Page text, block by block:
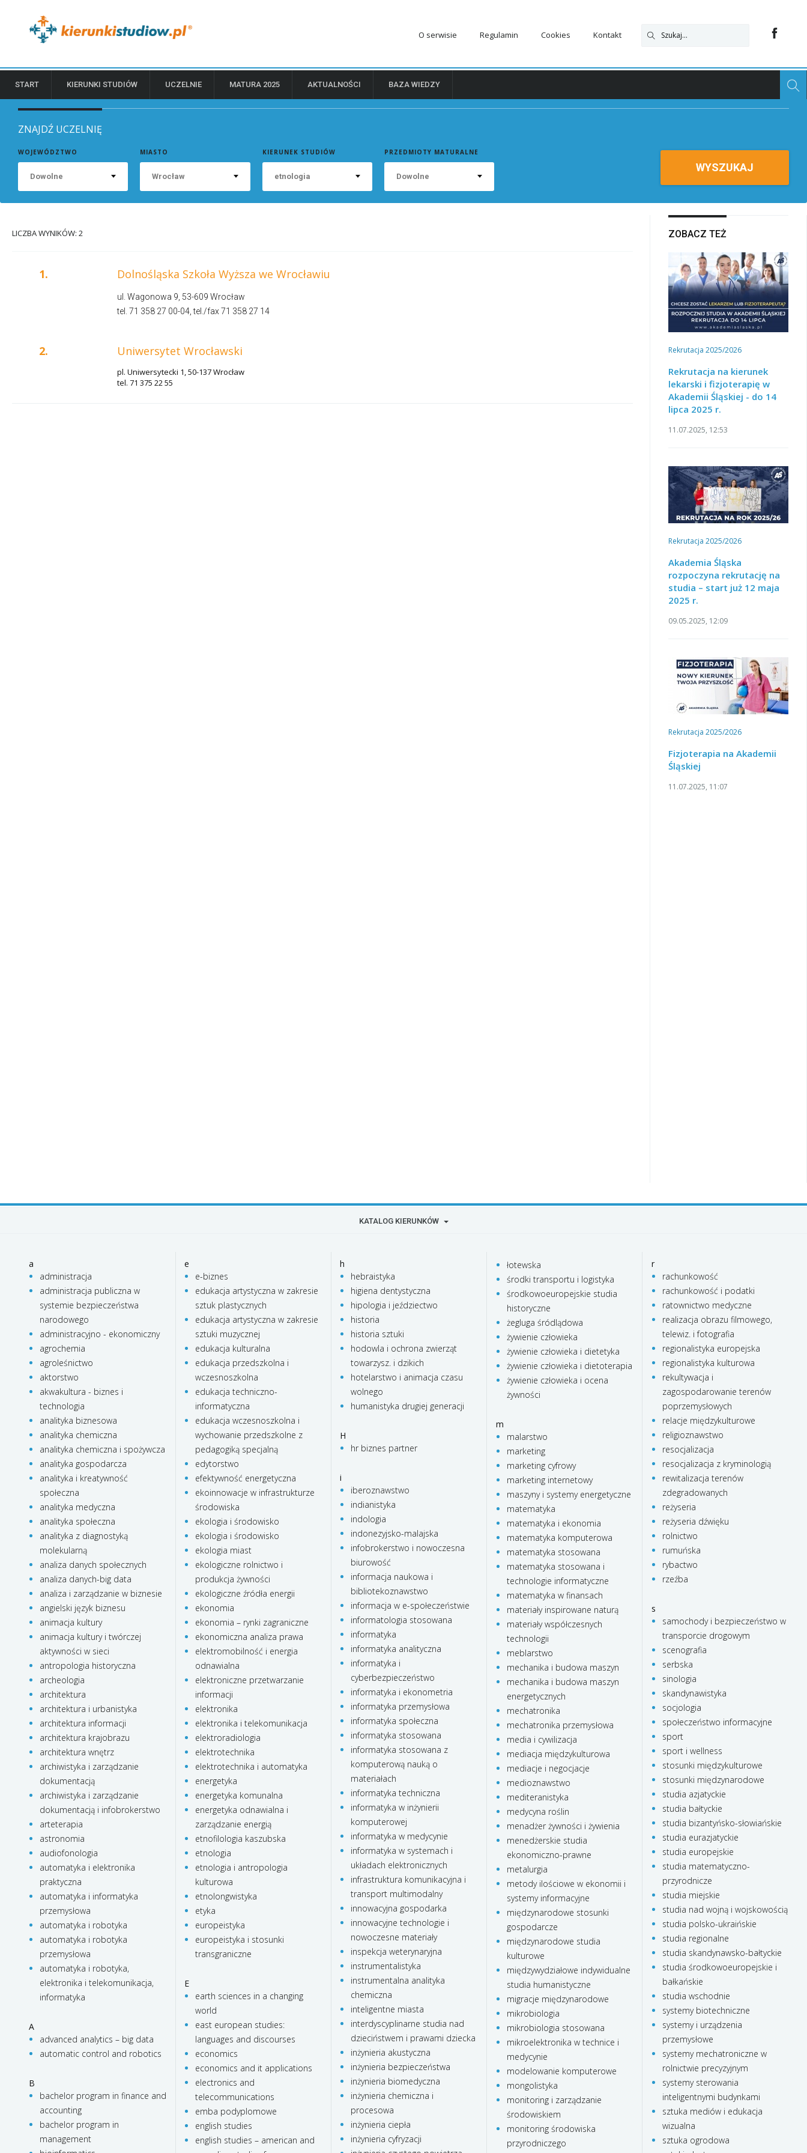
O serwisie Regulamin Cookies Kontakt
START KIERUNKI STUDIÓW UCZELNIE MATURA 2025 AKTUALNOŚCI BAZA WIEDZY
ZNAJDŹ UCZELNIĘ
WOJEWÓDZTWO
Dowolne
MIASTO
Wrocław
KIERUNEK STUDIÓW
etnologia
PRZEDMIOTY MATURALNE
Dowolne
WYSZUKAJ
ZOBACZ TEŻ
Rekrutacja 2025/2026
Rekrutacja na kierunek
lekarski i fizjoterapię w
Akademii Śląskiej - do 14
lipca 2025 r.
11.07.2025, 12:53
Rekrutacja 2025/2026
Akademia Śląska
rozpoczyna rekrutację na
studia – start już 12 maja
2025 r.
09.05.2025, 12:09
Rekrutacja 2025/2026
Fizjoterapia na Akademii
Śląskiej
11.07.2025, 11:07
LICZBA WYNIKÓW: 2
1. Dolnośląska Szkoła Wyższa we Wrocławiu
ul. Wagonowa 9, 53-609 Wrocław
tel. 71 358 27 00-04, tel./fax 71 358 27 14
2. Uniwersytet Wrocławski
pl. Uniwersytecki 1, 50-137 Wrocław
tel. 71 375 22 55
KATALOG KIERUNKÓW
a
administracja
administracja publiczna w
systemie bezpieczeństwa
narodowego
administracyjno - ekonomiczny
agrochemia
agroleśnictwo
aktorstwo
akwakultura - biznes i
technologia
analityka biznesowa
analityka chemiczna
analityka chemiczna i spożywcza
analityka gospodarcza
analityka i kreatywność
społeczna
analityka medyczna
analityka społeczna
analityka z diagnostyką
molekularną
analiza danych społecznych
analiza danych-big data
analiza i zarządzanie w biznesie
angielski język biznesu
animacja kultury
animacja kultury i twórczej
aktywności w sieci
antropologia historyczna
archeologia
architektura
architektura i urbanistyka
architektura informacji
architektura krajobrazu
architektura wnętrz
archiwistyka i zarządzanie
dokumentacją
archiwistyka i zarządzanie
dokumentacją i infobrokerstwo
arteterapia
astronomia
audiofonologia
automatyka i elektronika
praktyczna
automatyka i informatyka
przemysłowa
automatyka i robotyka
automatyka i robotyka
przemysłowa
automatyka i robotyka,
elektronika i telekomunikacja,
informatyka
A
advanced analytics – big data
automatic control and robotics
B
bachelor program in finance and
accounting
bachelor program in
management
e
e-biznes
edukacja artystyczna w zakresie
sztuk plastycznych
edukacja artystyczna w zakresie
sztuki muzycznej
edukacja kulturalna
edukacja przedszkolna i
wczesnoszkolna
edukacja techniczno-
informatyczna
edukacja wczesnoszkolna i
wychowanie przedszkolne z
pedagogiką specjalną
edytorstwo
efektywność energetyczna
ekoinnowacje w infrastrukturze
środowiska
ekologia i środowisko
ekologia i środowisko
ekologia miast
ekologiczne rolnictwo i
produkcja żywności
ekologiczne źródła energii
ekonomia
ekonomia – rynki zagraniczne
ekonomiczna analiza prawa
elektromobilność i energia
odnawialna
elektroniczne przetwarzanie
informacji
elektronika
elektronika i telekomunikacja
elektroradiologia
elektrotechnika
elektrotechnika i automatyka
energetyka
energetyka komunalna
energetyka odnawialna i
zarządzanie energią
etnofilologia kaszubska
etnologia
etnologia i antropologia
kulturowa
etnolongwistyka
etyka
europeistyka
europeistyka i stosunki
transgraniczne
E
earth sciences in a changing
world
east european studies:
languages and discourses
economics
economics and it applications
electronics and
telecommunications
emba podyplomowe
english studies
english studies – american and
h
hebraistyka
higiena dentystyczna
hipologia i jeździectwo
historia
historia sztuki
hodowla i ochrona zwierząt
towarzysz. i dzikich
hotelarstwo i animacja czasu
wolnego
humanistyka drugiej generacji
H
hr biznes partner
i
iberoznawstwo
indianistyka
indologia
indonezyjsko-malajska
infobrokerstwo i nowoczesna
biurowość
informacja naukowa i
bibliotekoznawstwo
informacja w e-społeczeństwie
informatologia stosowana
informatyka
informatyka analityczna
informatyka i
cyberbezpieczeństwo
informatyka i ekonometria
informatyka przemysłowa
informatyka społeczna
informatyka stosowana
informatyka stosowana z
komputerową nauką o
materiałach
informatyka techniczna
informatyka w inżynierii
komputerowej
informatyka w medycynie
informatyka w systemach i
układach elektronicznych
infrastruktura komunikacyjna i
transport multimodalny
innowacyjna gospodarka
innowacyjne technologie i
nowoczesne materiały
inspekcja weterynaryjna
instrumentalistyka
instrumentalna analityka
chemiczna
inteligentne miasta
interdyscyplinarne studia nad
dzieciństwem i prawami dziecka
inżynieria akustyczna
inżynieria bezpieczeństwa
inżynieria biomedyczna
inżynieria chemiczna i
procesowa
inżynieria ciepła
inżynieria cyfryzacji
łotewska
środki transportu i logistyka
środkowoeuropejskie studia
historyczne
żegluga śródlądowa
żywienie człowieka
żywienie człowieka i dietetyka
żywienie człowieka i dietoterapia
żywienie człowieka i ocena
żywności
m
malarstwo
marketing
marketing cyfrowy
marketing internetowy
maszyny i systemy energetyczne
matematyka
matematyka i ekonomia
matematyka komputerowa
matematyka stosowana
matematyka stosowana i
technologie informatyczne
matematyka w finansach
materiały inspirowane naturą
materiały współczesnych
technologii
meblarstwo
mechanika i budowa maszyn
mechanika i budowa maszyn
energetycznych
mechatronika
mechatronika przemysłowa
media i cywilizacja
mediacja międzykulturowa
mediacje i negocjacje
medioznawstwo
mediteranistyka
medycyna roślin
menadżer żywności i żywienia
menedżerskie studia
ekonomiczno-prawne
metalurgia
metody ilościowe w ekonomii i
systemy informacyjne
międzynarodowe stosunki
gospodarcze
międzynarodowe studia
kulturowe
międzywydziałowe indywidualne
studia humanistyczne
migracje międzynarodowe
mikrobiologia
mikrobiologia stosowana
mikroelektronika w technice i
medycynie
modelowanie komputerowe
mongolistyka
monitoring i zarządzanie
środowiskiem
monitoring środowiska
przyrodniczego
r
rachunkowość
rachunkowość i podatki
ratownictwo medyczne
realizacja obrazu filmowego,
telewiz. i fotografia
regionalistyka europejska
regionalistyka kulturowa
rekultywacja i
zagospodarowanie terenów
poprzemysłowych
relacje międzykulturowe
religioznawstwo
resocjalizacja
resocjalizacja z kryminologią
rewitalizacja terenów
zdegradowanych
reżyseria
reżyseria dźwięku
rolnictwo
rumuńska
rybactwo
rzeźba
s
samochody i bezpieczeństwo w
transporcie drogowym
scenografia
serbska
sinologia
skandynawistyka
socjologia
społeczeństwo informacyjne
sport
sport i wellness
stosunki międzykulturowe
stosunki międzynarodowe
studia azjatyckie
studia bałtyckie
studia bizantyńsko-słowiańskie
studia eurazjatyckie
studia europejskie
studia matematyczno-
przyrodnicze
studia miejskie
studia nad wojną i wojskowością
studia polsko-ukraińskie
studia regionalne
studia skandynawsko-bałtyckie
studia środkowoeuropejskie i
bałkańskie
studia wschodnie
systemy biotechniczne
systemy i urządzenia
przemysłowe
systemy mechatroniczne w
rolnictwie precyzyjnym
systemy sterowania
inteligentnymi budynkami
sztuka mediów i edukacja
wizualna
sztuka ogrodowa